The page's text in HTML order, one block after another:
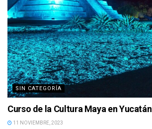
SIN CATEGORÍA
Curso de la Cultura Maya en Yucatán
11 NOVIEMBRE, 2023